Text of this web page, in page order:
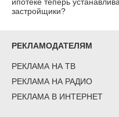
застройщики?
РЕКЛАМОДАТЕЛЯМ
РЕКЛАМА НА ТВ
РЕКЛАМА НА РАДИО
РЕКЛАМА В ИНТЕРНЕТ